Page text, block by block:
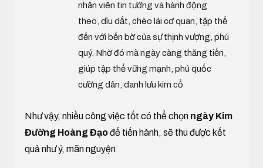
nhân viên tin tưởng và hành động
theo, dìu dắt, chèo lái cơ quan, tập thể
đến với bến bờ của sự thịnh vượng, phú
quý. Nhờ đó mà ngày càng thăng tiến,
giúp tập thể vững mạnh, phú quốc
cường dân, danh lưu kim cổ
Như vậy, nhiều công việc tốt có thể chọn ngày Kim
Đường Hoàng Đạođể tiến hành, sẽ thu được kết
quả như ý, mãn nguyện